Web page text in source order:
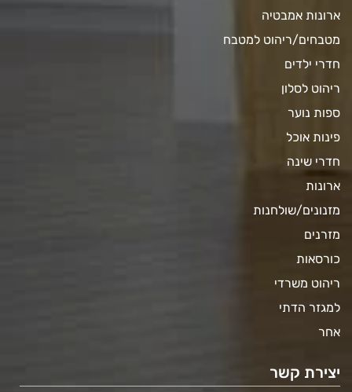
ארונות אמבטיה
מטבחים/ריהוט למטבח
חדרי ילדים
ריהוט לסלון
ספות נוער
פינות אוכל
חדרי שינה
ארונות
מזנונים/שולחנות
מזרנים
כורסאות
ריהוט משרדי
למגזר הדתי
אחר
יצירת קשר